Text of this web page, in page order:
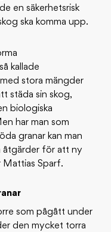
en säkerhetsrisk
ska komma upp.
kallade
stora mängder
städa sin skog,
biologiska
har man som
granar kan man
åtgärder för att ny
Mattias Sparf.
som pågått under
den mycket torra